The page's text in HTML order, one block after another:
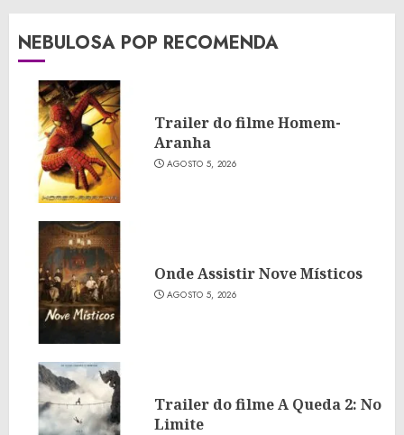
NEBULOSA POP RECOMENDA
Trailer do filme Homem-
Aranha
AGOSTO 5, 2026
Onde Assistir Nove Místicos
AGOSTO 5, 2026
Trailer do filme A Queda 2: No
Limite